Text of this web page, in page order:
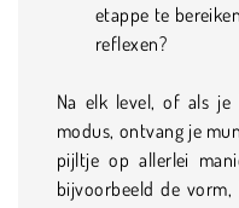
etappe te
reflexen?
Na elk level, of als je
modus, ontvang je
pijltje op allerlei
bijvoorbeeld de